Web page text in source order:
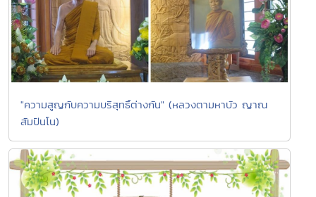
"ความสูญกับความบริสุทธิ์ต่างกัน" (หลวงตามหาบัว ญาณ
สัมปันโน)